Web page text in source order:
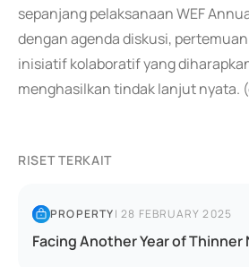
sepanjang pelaksanaan WEF
dengan agenda diskusi,
inisiatif kolaboratif yang
menghasilkan tindak lanjut nyata.
RISET TERKAIT
PROPERTY|28 FEBRUARY 2025
Facing Another Year of Thinner